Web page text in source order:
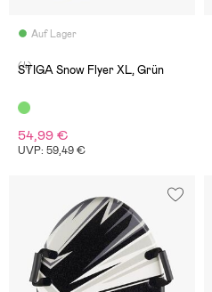
Auf Lager
(4)
STIGA Snow Flyer XL, Grün
54,99 €
UVP: 59,49 €